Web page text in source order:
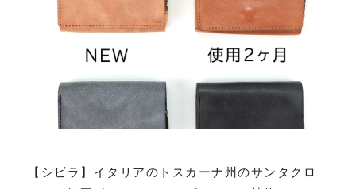
【シビラ】イタリアのトスカーナ州のサンタクロ